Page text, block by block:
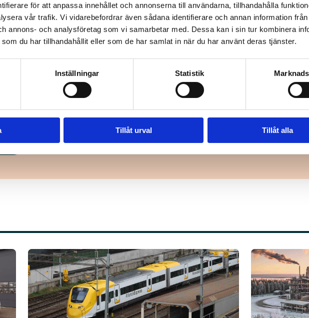
för att anpassa innehållet och annonserna till användarna, tillhandahålla
vår trafik. Vi vidarebefordrar även sådana identifierare och annan information
annons- och analysföretag som vi samarbetar med. Dessa kan i sin tur kombinera
du har tillhandahållit eller som de har samlat in när du har använt deras tjänster.
Inställningar Statistik
Tillåt urval Tillåt alla
Volvo VNL utmärkelsen Red Dot Award för produktdesign i kategorin
ämnen eller frågor som är viktiga för dig och som påverkar
Läs mer Läs mer